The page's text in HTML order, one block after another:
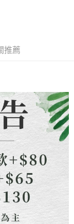
期系統評分，恕無
直營門市／銀行轉
店將買賣／分期付款
帳款。
，商店將以您的個人
蒐集、處理及利用，
更正。
userRule
。
，需透過AFTEE先享
示為準，若有關於
繫「AFTEE先享後付
home
後付」服務完成之交
相關給付款項請求債
同意方可使用
本公司不負相關責
查看運費
推薦